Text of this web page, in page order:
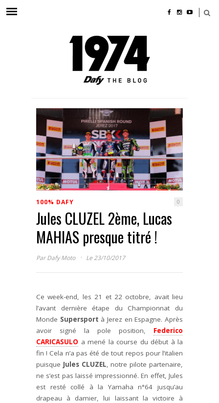
100% DAFY 0
Jules CLUZEL 2ème, Lucas
MAHIAS presque titré !
ParDafy Moto · Le 23/10/2017
Ce week-end, les 21 et 22 octobre, avait lieu
l’avant dernière étape du Championnat du
Monde Supersport à Jerez en Espagne. Après
avoir signé la pole position, Federico
CARICASULO a mené la course du début à la
fin ! Cela n’a pas été de tout repos pour l’italien
puisque Jules CLUZEL, notre pilote partenaire,
ne s’est pas laissé impressionné. En effet, Jules
est resté collé à la Yamaha n°64 jusqu’au
drapeau à damier, lui laissant la victoire à